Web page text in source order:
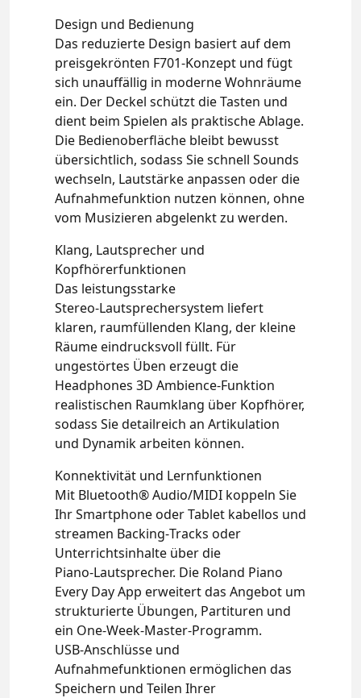
Design und Bedienung
Das reduzierte Design basiert auf dem
preisgekrönten F701‑Konzept und fügt
sich unauffällig in moderne Wohnräume
ein. Der Deckel schützt die Tasten und
dient beim Spielen als praktische Ablage.
Die Bedienoberfläche bleibt bewusst
übersichtlich, sodass Sie schnell Sounds
wechseln, Lautstärke anpassen oder die
Aufnahmefunktion nutzen können, ohne
vom Musizieren abgelenkt zu werden.
Klang, Lautsprecher und
Kopfhörerfunktionen
Das leistungsstarke
Stereo‑Lautsprechersystem liefert
klaren, raumfüllenden Klang, der kleine
Räume eindrucksvoll füllt. Für
ungestörtes Üben erzeugt die
Headphones 3D Ambience‑Funktion
realistischen Raumklang über Kopfhörer,
sodass Sie detailreich an Artikulation
und Dynamik arbeiten können.
Konnektivität und Lernfunktionen
Mit Bluetooth® Audio/MIDI koppeln Sie
Ihr Smartphone oder Tablet kabellos und
streamen Backing‑Tracks oder
Unterrichtsinhalte über die
Piano‑Lautsprecher. Die Roland Piano
Every Day App erweitert das Angebot um
strukturierte Übungen, Partituren und
ein One‑Week‑Master‑Programm.
USB‑Anschlüsse und
Aufnahmefunktionen ermöglichen das
Speichern und Teilen Ihrer